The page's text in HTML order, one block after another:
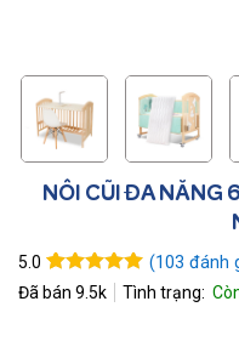
NÔI CŨI ĐA NĂNG
5.0
5.0 trên 5
103
(103 đánh
Đã bán 9.5k